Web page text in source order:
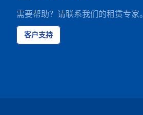
需要帮助？请联系我们的租赁专家。
客户支持